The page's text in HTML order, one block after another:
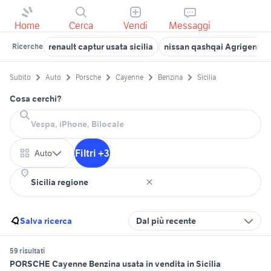
Home Cerca Vendi Messaggi
Ricerche renault captur usata sicilia nissan qashqai Agrigento
Subito Auto Porsche Cayenne Benzina Sicilia
Cosa cerchi?
Auto Filtri +3
Salva ricerca Dal più recente
59 risultati
PORSCHE Cayenne Benzina usata in vendita in Sicilia